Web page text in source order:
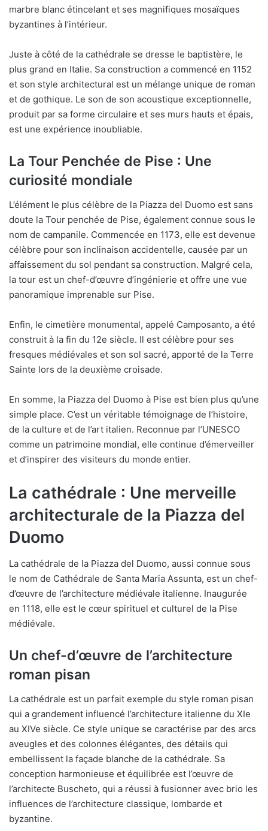
marbre blanc étincelant et ses magnifiques mosaïques
byzantines à l’intérieur.
Juste à côté de la cathédrale se dresse le baptistère, le
plus grand en Italie. Sa construction a commencé en 1152
et son style architectural est un mélange unique de roman
et de gothique. Le son de son acoustique exceptionnelle,
produit par sa forme circulaire et ses murs hauts et épais,
est une expérience inoubliable.
La Tour Penchée de Pise : Une
curiosité mondiale
L’élément le plus célèbre de la Piazza del Duomo est sans
doute la Tour penchée de Pise, également connue sous le
nom de campanile. Commencée en 1173, elle est devenue
célèbre pour son inclinaison accidentelle, causée par un
affaissement du sol pendant sa construction. Malgré cela,
la tour est un chef-d’œuvre d’ingénierie et offre une vue
panoramique imprenable sur Pise.
Enfin, le cimetière monumental, appelé Camposanto, a été
construit à la fin du 12e siècle. Il est célèbre pour ses
fresques médiévales et son sol sacré, apporté de la Terre
Sainte lors de la deuxième croisade.
En somme, la Piazza del Duomo à Pise est bien plus qu’une
simple place. C’est un véritable témoignage de l’histoire,
de la culture et de l’art italien. Reconnue par l’UNESCO
comme un patrimoine mondial, elle continue d’émerveiller
et d’inspirer des visiteurs du monde entier.
La cathédrale : Une merveille
architecturale de la Piazza del
Duomo
La cathédrale de la Piazza del Duomo, aussi connue sous
le nom de Cathédrale de Santa Maria Assunta, est un chef-
d’œuvre de l’architecture médiévale italienne. Inaugurée
en 1118, elle est le cœur spirituel et culturel de la Pise
médiévale.
Un chef-d’œuvre de l’architecture
roman pisan
La cathédrale est un parfait exemple du style roman pisan
qui a grandement influencé l’architecture italienne du XIe
au XIVe siècle. Ce style unique se caractérise par des arcs
aveugles et des colonnes élégantes, des détails qui
embellissent la façade blanche de la cathédrale. Sa
conception harmonieuse et équilibrée est l’œuvre de
l’architecte Buscheto, qui a réussi à fusionner avec brio les
influences de l’architecture classique, lombarde et
byzantine.